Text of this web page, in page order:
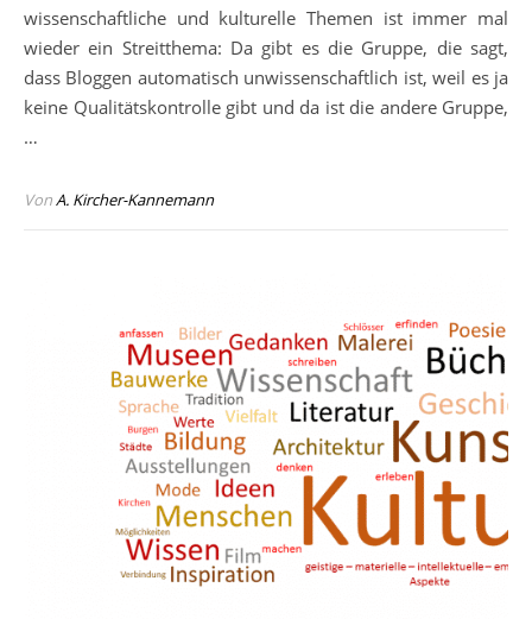
wissenschaftliche und kulturelle Themen ist immer mal
wieder ein Streitthema: Da gibt es die Gruppe, die sagt,
dass Bloggen automatisch unwissenschaftlich ist, weil es ja
keine Qualitätskontrolle gibt und da ist die andere Gruppe,
…
VonA. Kircher-Kannemann